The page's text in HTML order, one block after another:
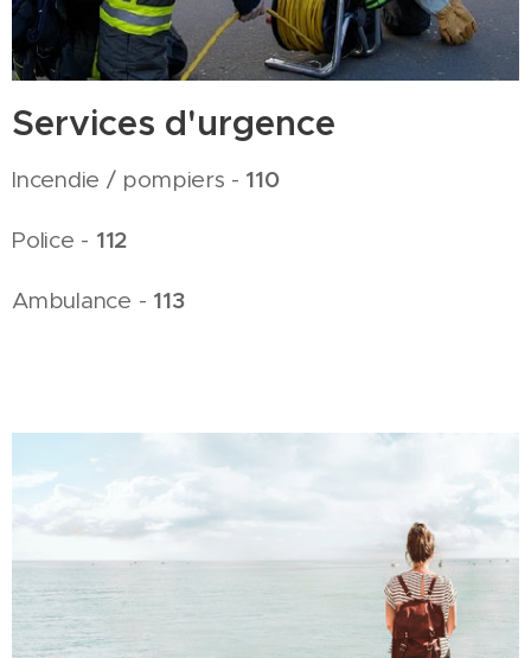
Services d'urgence
Incendie / pompiers - 110
Police - 112
Ambulance - 113